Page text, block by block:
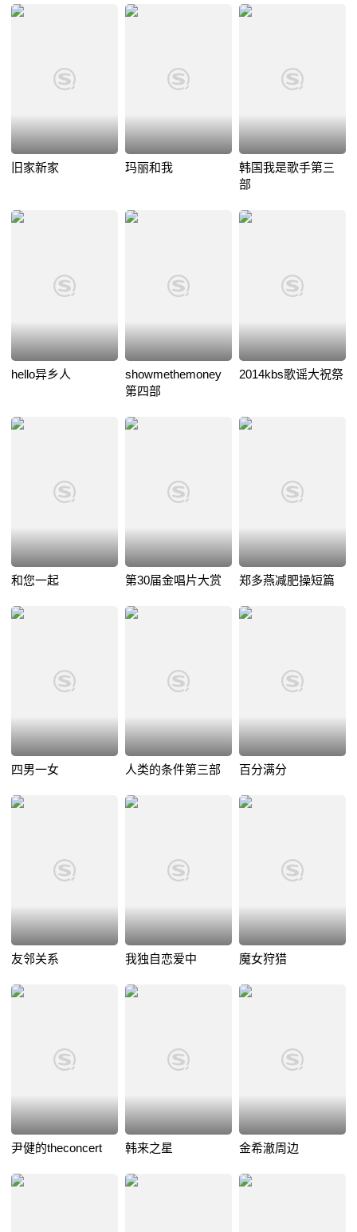
旧家新家 玛丽和我
韩国我是歌手第三
部
hello异乡人
showmethemoney
第四部
2014kbs歌谣大祝祭
和您一起 第30届金唱片大赏 郑多燕减肥操短篇
四男一女 人类的条件第三部 百分满分
友邻关系 我独自恋爱中 魔女狩猎
尹健的theconcert 韩来之星 金希澈周边